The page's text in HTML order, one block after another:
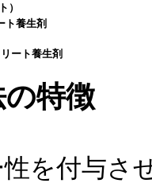
）
ト養生剤
ート養生剤
特徴
を付与さ